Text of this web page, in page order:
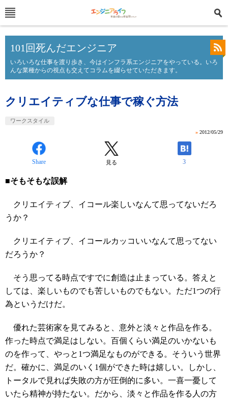
101回死んだエンジニア
いろいろな仕事を渡り歩き、今はインフラ系エンジニアをやっている。いろ
んな業種からの視点も交えてコラムを綴らせていただきます。
クリエイティブな仕事で稼ぐ方法
ワークスタイル
» 2012/05/29
Share 見る 3
■そもそもな誤解
クリエイティブ、イコール楽しいなんて思ってないだろ
うか？
クリエイティブ、イコールカッコいいなんて思ってない
だろうか？
そう思ってる時点ですでに創造は止まっている。答えと
しては、楽しいものでも苦しいものでもない。ただ1つの行
為というだけだ。
優れた芸術家を見てみると、意外と淡々と作品を作る。
作った時点で満足はしない。百個くらい満足のいかないも
のを作って、やっと1つ満足なものができる。そういう世界
だ。確かに、満足のいく1個ができた時は嬉しい。しかし、
トータルで見れば失敗の方が圧倒的に多い。一喜一憂して
いたら精神が持たない。だから、淡々と作品を作る人の方